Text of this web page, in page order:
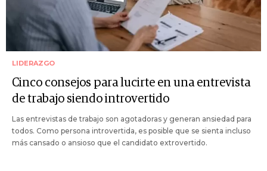
LIDERAZGO
Cinco consejos para lucirte en una entrevista
de trabajo siendo introvertido
Las entrevistas de trabajo son agotadoras y generan ansiedad para
todos. Como persona introvertida, es posible que se sienta incluso
más cansado o ansioso que el candidato extrovertido.